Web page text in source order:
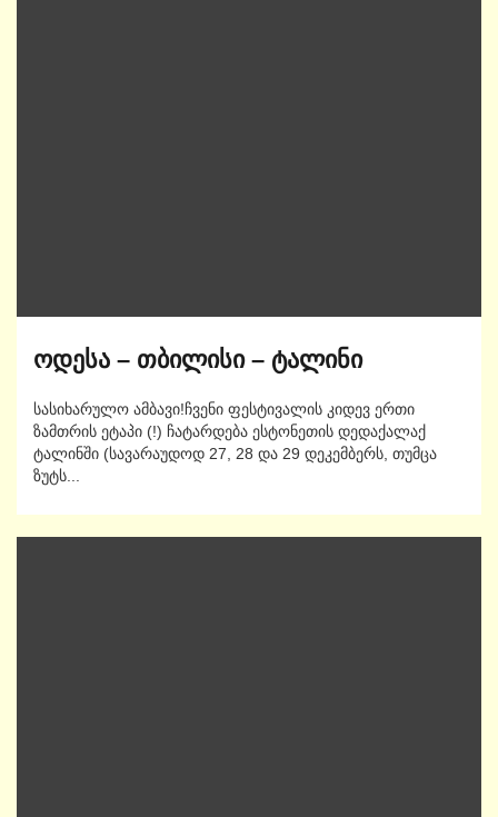
ოდესა – თბილისი – ტალინი
სასიხარულო ამბავი!ჩვენი ფესტივალის კიდევ ერთი
ზამთრის ეტაპი (!) ჩატარდება ესტონეთის დედაქალაქ
ტალინში (სავარაუდოდ 27, 28 და 29 დეკემბერს, თუმცა
ზუტს...